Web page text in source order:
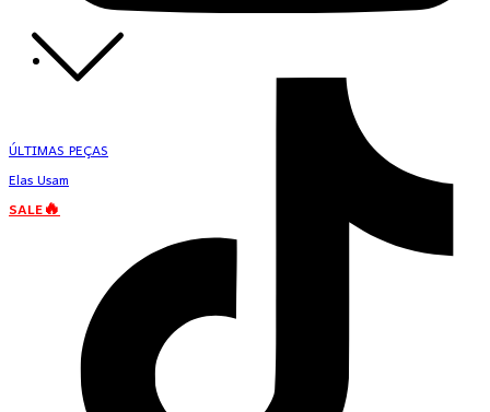
ÚLTIMAS PEÇAS
Elas Usam
SALE🔥